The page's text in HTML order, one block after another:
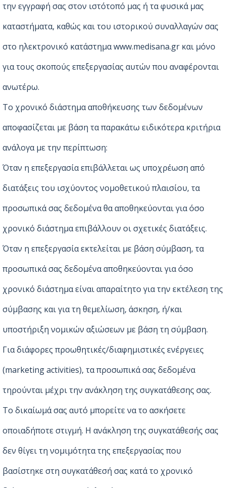
την εγγραφή σας στον ιστότοπό μας ή τα φυσικά μας
καταστήματα, καθώς και του ιστορικού συναλλαγών σας
στο ηλεκτρονικό κατάστημα www.medisana.gr και μόνο
για τους σκοπούς επεξεργασίας αυτών που αναφέρονται
ανωτέρω.
Το χρονικό διάστημα αποθήκευσης των δεδομένων
αποφασίζεται με βάση τα παρακάτω ειδικότερα κριτήρια
ανάλογα με την περίπτωση:
Όταν η επεξεργασία επιβάλλεται ως υποχρέωση από
διατάξεις του ισχύοντος νομοθετικού πλαισίου, τα
προσωπικά σας δεδομένα θα αποθηκεύονται για όσο
χρονικό διάστημα επιβάλλουν οι σχετικές διατάξεις.
Όταν η επεξεργασία εκτελείται με βάση σύμβαση, τα
προσωπικά σας δεδομένα αποθηκεύονται για όσο
χρονικό διάστημα είναι απαραίτητο για την εκτέλεση της
σύμβασης και για τη θεμελίωση, άσκηση, ή/και
υποστήριξη νομικών αξιώσεων με βάση τη σύμβαση.
Για διάφορες προωθητικές/διαφημιστικές ενέργειες
(marketing activities), τα προσωπικά σας δεδομένα
τηρούνται μέχρι την ανάκληση της συγκατάθεσης σας.
Το δικαίωμά σας αυτό μπορείτε να το ασκήσετε
οποιαδήποτε στιγμή. Η ανάκληση της συγκατάθεσής σας
δεν θίγει τη νομιμότητα της επεξεργασίας που
βασίστηκε στη συγκατάθεσή σας κατά το χρονικό